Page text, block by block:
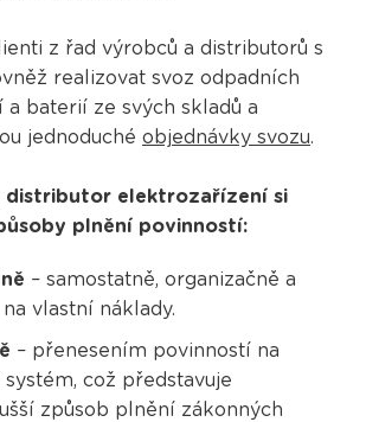
z řad výrobců a distributorů s
realizovat svoz odpadních
baterií ze svých skladů a
jednoduché objednávky svozu.
distributor elektrozařízení si
plnění povinností:
– samostatně, organizačně a
vlastní náklady.
– přenesením povinností na
což představuje
způsob plnění zákonných